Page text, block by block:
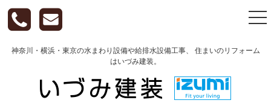
神奈川・横浜・東京の水まわり設備や給排水設備工事、 住まいのリフォーム
はいづみ建装。